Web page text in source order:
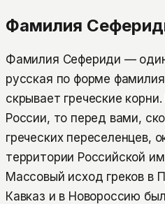
Фамилия
Фамилия Сефериди — один
русская по форме
скрывает греческие
России, то перед вами,
греческих переселенцев,
территории Российской
Массовый исход греков в
Кавказ и в Новороссию